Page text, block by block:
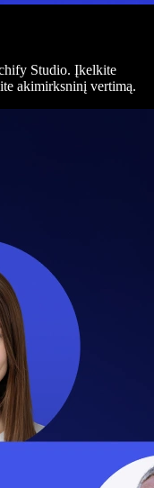
Studio. Įkelkite
akimirksninį vertimą.